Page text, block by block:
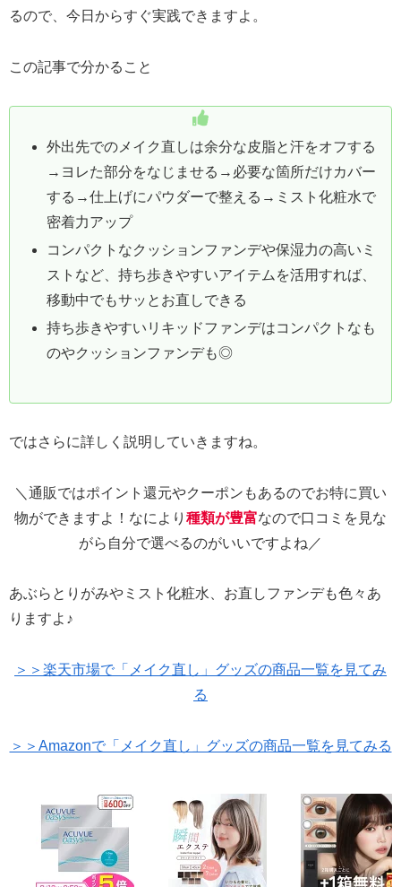
るので、今日からすぐ実践できますよ。
この記事で分かること
外出先でのメイク直しは余分な皮脂と汗をオフする
→ヨレた部分をなじませる→必要な箇所だけカバー
する→仕上げにパウダーで整える→ミスト化粧水で
密着力アップ
コンパクトなクッションファンデや保湿力の高いミ
ストなど、持ち歩きやすいアイテムを活用すれば、
移動中でもサッとお直しできる
持ち歩きやすいリキッドファンデはコンパクトなも
のやクッションファンデも◎
ではさらに詳しく説明していきますね。
＼通販ではポイント還元やクーポンもあるのでお特に買い
物ができますよ！なにより 種類が豊富なので口コミを見な
がら自分で選べるのがいいですよね／
あぶらとりがみやミスト化粧水、お直しファンデも色々あ
りますよ♪
＞＞楽天市場で「メイク直し」グッズの商品一覧を見てみ
る
＞＞Amazonで「メイク直し」グッズの商品一覧を見てみる